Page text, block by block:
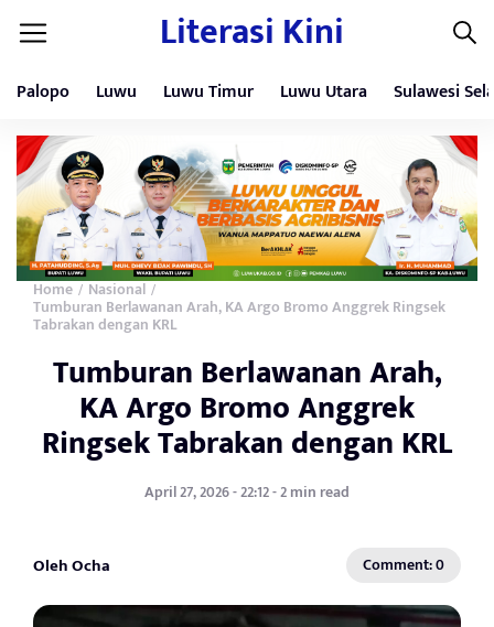
Literasi Kini
Palopo Luwu Luwu Timur Luwu Utara Sulawesi
Home / Nasional /
Tumburan Berlawanan Arah, KA Argo Bromo Anggrek Ringsek
Tabrakan dengan KRL
Tumburan Berlawanan Arah,
KA Argo Bromo Anggrek
Ringsek Tabrakan dengan KRL
April 27, 2026 - 22:12 - 2 min read
Oleh Ocha Comment: 0